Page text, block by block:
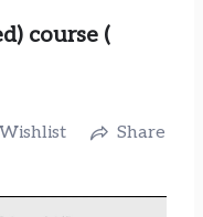
course (
Wishlist Share